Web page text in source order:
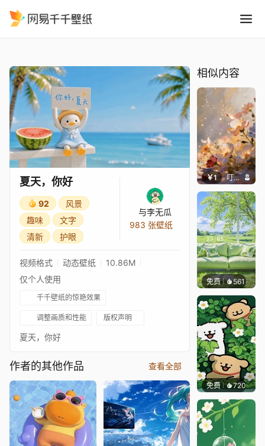
夏天，你好
92
风景
趣味
文字
清新
护眼
与李无瓜
983 张壁纸
视频格式 动态壁纸
10.86M
仅个人使用
千千壁纸的惊艳效果
调整画质和性能 版权声明
夏天，你好
作者的其他作品 查看全部
相似内容
￥1 叮叮当当
免费 561豆子
免费 720渔小小